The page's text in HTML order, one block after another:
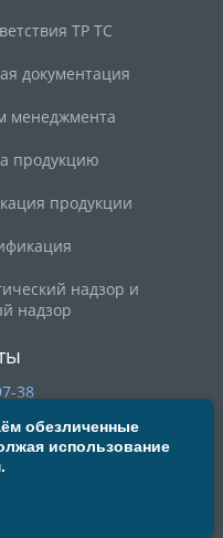
ТР ТС
документация
менеджмента
продукцию
продукции
надзор и
надзор
38
59
20, офис 304/3
обезличенные
использование